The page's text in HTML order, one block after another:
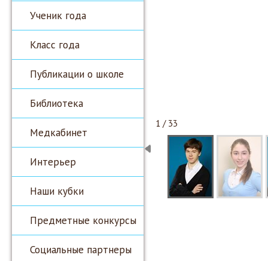
Ученик года
Класс года
Публикации о школе
Библиотека
Медкабинет
Интерьер
Наши кубки
Предметные конкурсы
Социальные партнеры
1 / 33